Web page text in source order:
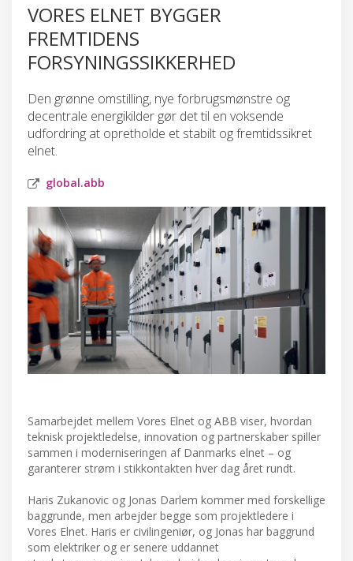
VORES ELNET BYGGER
FREMTIDENS
FORSYNINGSSIKKERHED
Den grønne omstilling, nye forbrugsmønstre og
decentrale energikilder gør det til en voksende
udfordring at opretholde et stabilt og fremtidssikret
elnet.
global.abb
Samarbejdet mellem Vores Elnet og ABB viser, hvordan
teknisk projektledelse, innovation og partnerskaber spiller
sammen i moderniseringen af Danmarks elnet – og
garanterer strøm i stikkontakten hver dag året rundt.
Haris Zukanovic og Jonas Darlem kommer med forskellige
baggrunde, men arbejder begge som projektledere i
Vores Elnet. Haris er civilingeniør, og Jonas har baggrund
som elektriker og er senere uddannet